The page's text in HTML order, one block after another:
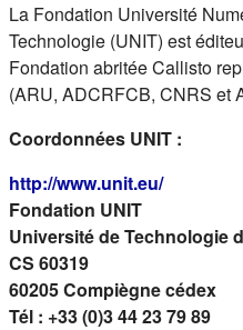
La Fondation Université
Technologie (UNIT) est
Fondation abritée Callisto
(ARU, ADCRFCB, CNRS et
Coordonnées UNIT :
http://www.unit.eu/(s'ouvre
Fondation UNIT
Université de Technologie
CS 60319
60205 Compiègne cédex
Tél : +33 (0)3 44 23 79 89